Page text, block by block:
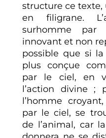
structure ce texte,
en filigrane.
surhomme par
innovant et non
possible que si la
plus conçue
par le ciel, en
l’action divine ;
l’homme
par le ciel, se
de l’animal, car